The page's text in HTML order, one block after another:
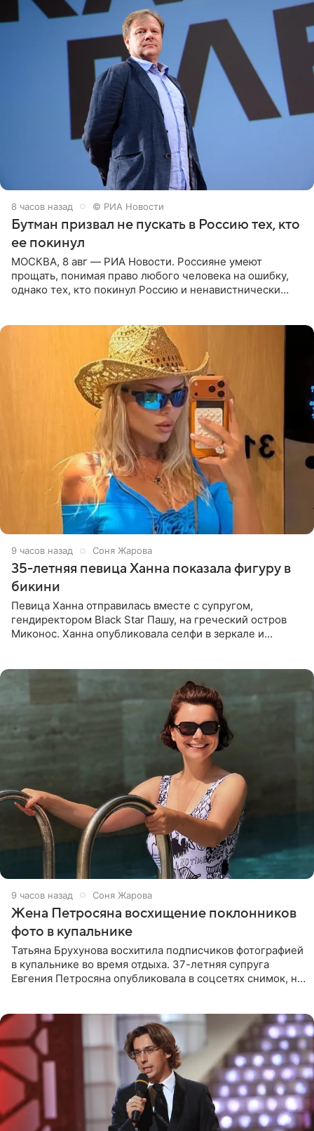
8 часов назад © РИА Новости
Бутман призвал не пускать в Россию тех, кто
ее покинул
МОСКВА, 8 авг — РИА Новости. Россияне умеют
прощать, понимая право любого человека на ошибку,
однако тех, кто покинул Россию и ненавистнически
9 часов назад Соня Жарова
35-летняя певица Ханна показала фигуру в
бикини
Певица Ханна отправилась вместе с супругом,
гендиректором Black Star Пашу, на греческий остров
Миконос. Ханна опубликовала селфи в зеркале и
9 часов назад Соня Жарова
Жена Петросяна восхищение поклонников
фото в купальнике
Татьяна Брухунова восхитила подписчиков фотографией
в купальнике во время отдыха. 37-летняя супруга
Евгения Петросяна опубликовала в соцсетях снимок, на